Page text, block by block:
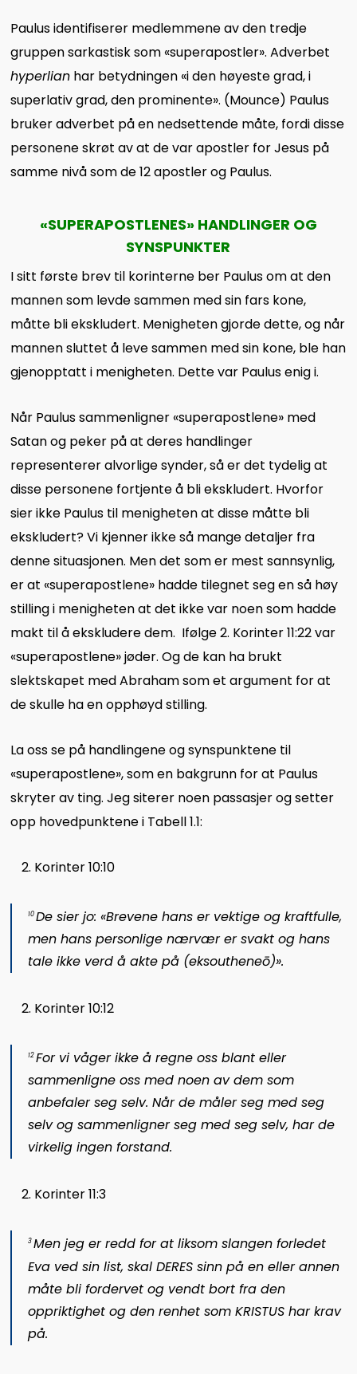
Paulus identifiserer medlemmene av den tredje
gruppen sarkastisk som «superapostler». Adverbet
hyperlian har betydningen «i den høyeste grad, i
superlativ grad, den prominente». (Mounce) Paulus
bruker adverbet på en nedsettende måte, fordi disse
personene skrøt av at de var apostler for Jesus på
samme nivå som de 12 apostler og Paulus.
«SUPERAPOSTLENES»HANDLINGER OG
SYNSPUNKTER
I sitt første brev til korinterne ber Paulus om at den
mannen som levde sammen med sin fars kone,
måtte bli ekskludert. Menigheten gjorde dette, og når
mannen sluttet å leve sammen med sin kone, ble han
gjenopptatt i menigheten. Dette var Paulus enig i.
Når Paulus sammenligner «superapostlene» med
Satan og peker på at deres handlinger
representerer alvorlige synder, så er det tydelig at
disse personene fortjente å bli ekskludert. Hvorfor
sier ikke Paulus til menigheten at disse måtte bli
ekskludert? Vi kjenner ikke så mange detaljer fra
denne situasjonen. Men det som er mest sannsynlig,
er at «superapostlene» hadde tilegnet seg en så høy
stilling i menigheten at det ikke var noen som hadde
makt til å ekskludere dem. Ifølge 2. Korinter 11:22 var
«superapostlene» jøder. Og de kan ha brukt
slektskapet med Abraham som et argument for at
de skulle ha en opphøyd stilling.
La oss se på handlingene og synspunktene til
«superapostlene», som en bakgrunn for at Paulus
skryter av ting. Jeg siterer noen passasjer og setter
opp hovedpunktene i Tabell 1.1:
Korinter 10:10
10 De sier jo: «Brevene hans er vektige og kraftfulle,
men hans personlige nærvær er svakt og hans
tale ikke verd å akte på (eksoutheneō)».
Korinter 10:12
12 For vi våger ikke å regne oss blant eller
sammenligne oss med noen av dem som
anbefaler seg selv. Når de måler seg med seg
selv og sammenligner seg med seg selv, har de
virkelig ingen forstand.
Korinter 11:3
3 Men jeg er redd for at liksom slangen forledet
Eva ved sin list, skal DERES sinn på en eller annen
måte bli fordervet og vendt bort fra den
oppriktighet og den renhet som KRISTUS har krav
på.